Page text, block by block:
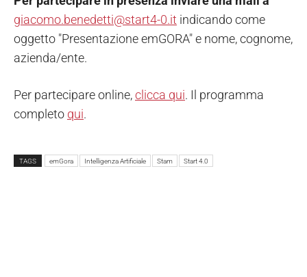
giacomo.benedetti@start4-0.it indicando come
oggetto "Presentazione emGORA" e nome, cognome,
azienda/ente.
Per partecipare online,clicca qui. Il programma
completo qui.
TAGS emGora Intelligenza Artificiale Stam Start 4.0